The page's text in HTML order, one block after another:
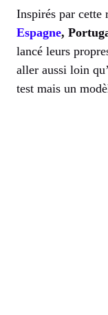
Inspirés par cette
Espagne,
lancé leurs
aller aussi loin
test mais un